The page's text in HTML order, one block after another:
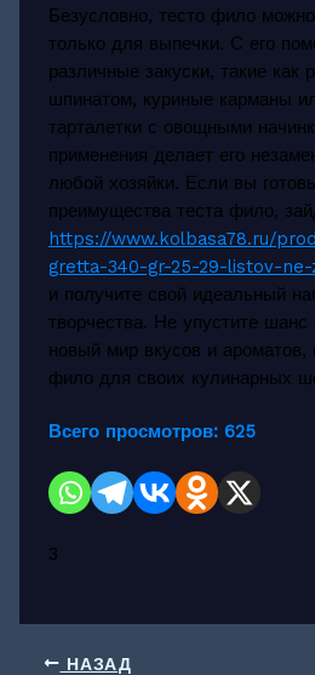
Безусловно, тесто фило
только для выпечки. С его
различные закуски, такие
шпинатом, куриные карманы
тарталетки с овощными
применения делает его
любой хозяйки. Если вы
преимущества теста фило,
https://www.kolbasa78.ru/
gretta-340-gr-25-29-listov-
и получите свой идеальный
творчества. Не упустите
новый мир вкусов и ароматов,
фило для своих кулинарных
Всего просмотров: 625
3
НАЗАД